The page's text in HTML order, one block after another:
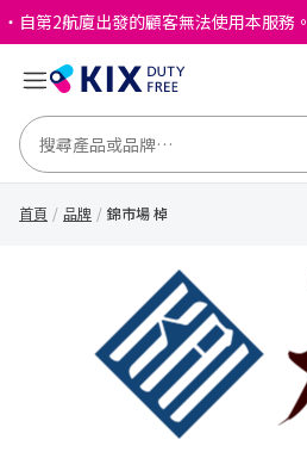
・自第2航廈出發的顧客無法使用本服務。
首頁 品牌 錦市場 棹